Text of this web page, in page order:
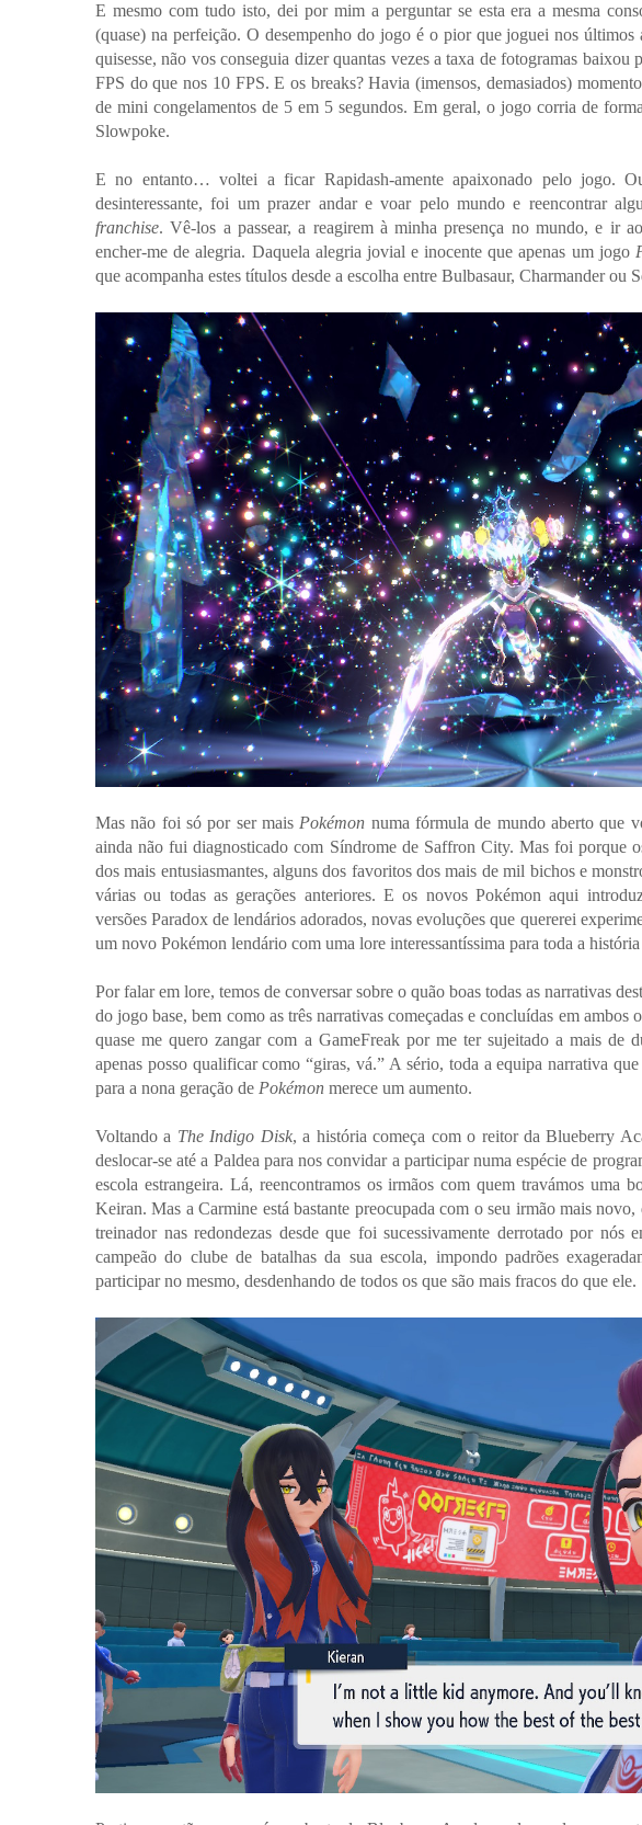
E mesmo com tudo isto, dei por mim a perguntar se esta era a mesma
(quase) na perfeição. O desempenho do jogo é o pior que joguei nos
quisesse, não vos conseguia dizer quantas vezes a taxa de fotogramas
FPS do que nos 10 FPS. E os breaks? Havia (imensos, demasiados)
de mini congelamentos de 5 em 5 segundos. Em geral, o jogo corria de
Slowpoke.
E no entanto… voltei a ficar Rapidash-amente apaixonado pelo jogo.
desinteressante, foi um prazer andar e voar pelo mundo e reencontrar
franchise. Vê-los a passear, a reagirem à minha presença no mundo, e ir
encher-me de alegria. Daquela alegria jovial e inocente que apenas um jogo
que acompanha estes títulos desde a escolha entre Bulbasaur, Charmander ou
Mas não foi só por ser mais Pokémon numa fórmula de mundo aberto que
ainda não fui diagnosticado com Síndrome de Saffron City. Mas foi porque
dos mais entusiasmantes, alguns dos favoritos dos mais de mil bichos e
várias ou todas as gerações anteriores. E os novos Pokémon aqui
versões Paradox de lendários adorados, novas evoluções que quererei
um novo Pokémon lendário com uma lore interessantíssima para toda a
Por falar em lore, temos de conversar sobre o quão boas todas as narrativas
do jogo base, bem como as três narrativas começadas e concluídas em ambos
quase me quero zangar com a GameFreak por me ter sujeitado a mais de
apenas posso qualificar como “giras, vá.” A sério, toda a equipa narrativa
para a nona geração de Pokémon merece um aumento.
Voltando a The Indigo Disk, a história começa com o reitor da Blueberry
deslocar-se até a Paldea para nos convidar a participar numa espécie de
escola estrangeira. Lá, reencontramos os irmãos com quem travámos uma
Keiran. Mas a Carmine está bastante preocupada com o seu irmão mais
treinador nas redondezas desde que foi sucessivamente derrotado por
campeão do clube de batalhas da sua escola, impondo padrões
participar no mesmo, desdenhando de todos os que são mais fracos do que ele.